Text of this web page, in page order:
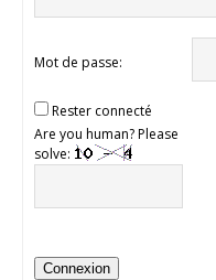
Mot de passe:
Rester connecté
Are you human? Please
solve:
Connexion